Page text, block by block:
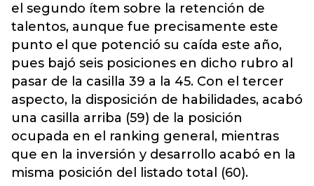
el segundo ítem sobre la retención de
talentos, aunque fue precisamente este
punto el que potenció su caída este año,
pues bajó seis posiciones en dicho rubro al
pasar de la casilla 39 a la 45. Con el tercer
aspecto, la disposición de habilidades, acabó
una casilla arriba (59) de la posición
ocupada en el ranking general, mientras
que en la inversión y desarrollo acabó en la
misma posición del listado total (60).